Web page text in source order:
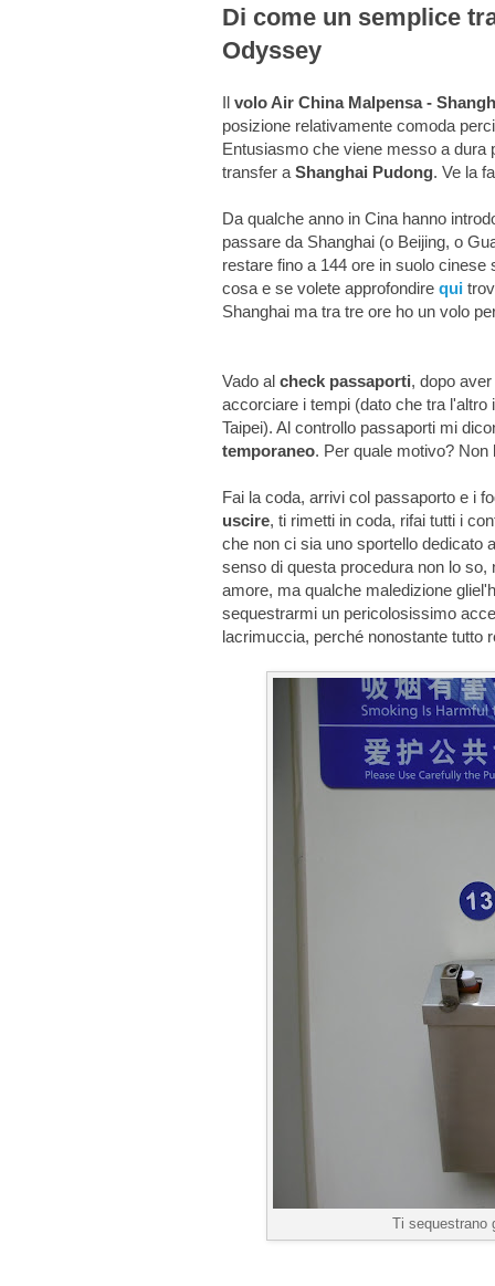
Di come un semplice
Odyssey
Il volo Air China Malpensa -
posizione relativamente comoda
Entusiasmo che viene messo a dura
transfer a Shanghai Pudong. Ve la
Da qualche anno in Cina hanno
passare da Shanghai (o Beijing, o
restare fino a 144 ore in suolo
cosa e se volete approfondire qui
Shanghai ma tra tre ore ho un volo
Vado al check passaporti, dopo
accorciare i tempi (dato che tra
Taipei). Al controllo passaporti mi
temporaneo. Per quale motivo?
Fai la coda, arrivi col passaporto e i
uscire, ti rimetti in coda, rifai tutti i
che non ci sia uno sportello dedicato
senso di questa procedura non lo
amore, ma qualche maledizione
sequestrarmi un pericolosissimo
lacrimuccia, perché nonostante tutto
Ti sequestrano